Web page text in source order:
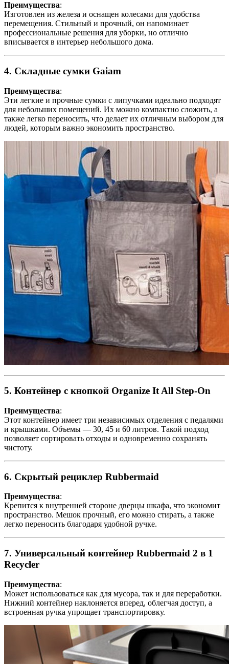
Преимущества:
Изготовлен из железа и оснащен колесами для удобства
перемещения. Стильный и прочный, он напоминает
профессиональные решения для уборки, но отлично
вписывается в интерьер небольшого дома.
4. Складные сумки Gaiam
Преимущества:
Эти легкие и прочные сумки с липучками идеально подходят
для небольших помещений. Их можно компактно сложить, а
также легко переносить, что делает их отличным выбором для
людей, которым важно экономить пространство.
5. Контейнер с кнопкой Organize It All Step-On
Преимущества:
Этот контейнер имеет три независимых отделения с педалями
и крышками. Объемы — 30, 45 и 60 литров. Такой подход
позволяет сортировать отходы и одновременно сохранять
чистоту.
6. Скрытый рециклер Rubbermaid
Преимущества:
Крепится к внутренней стороне дверцы шкафа, что экономит
пространство. Мешок прочный, его можно стирать, а также
легко переносить благодаря удобной ручке.
7. Универсальный контейнер Rubbermaid 2 в 1
Recycler
Преимущества:
Может использоваться как для мусора, так и для переработки.
Нижний контейнер наклоняется вперед, облегчая доступ, а
встроенная ручка упрощает транспортировку.